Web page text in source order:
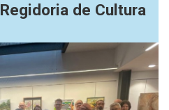
Regidoria de Cultura